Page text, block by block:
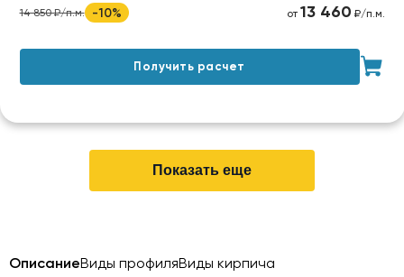
14 850 ₽/п.м. -10% от 13 460 ₽/п.м.
Получить расчет
Показать еще
ОписаниеВиды профиляВиды кирпича